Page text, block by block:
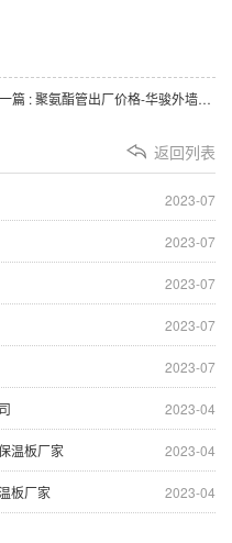
下一篇 : 聚氨酯管出厂价格-华骏外墙聚氨酯保温板厂家
返回列表
2023-07
2023-07
2023-07
2023-07
2023-07
2023-04
2023-04
温板厂家
2023-04
板厂家